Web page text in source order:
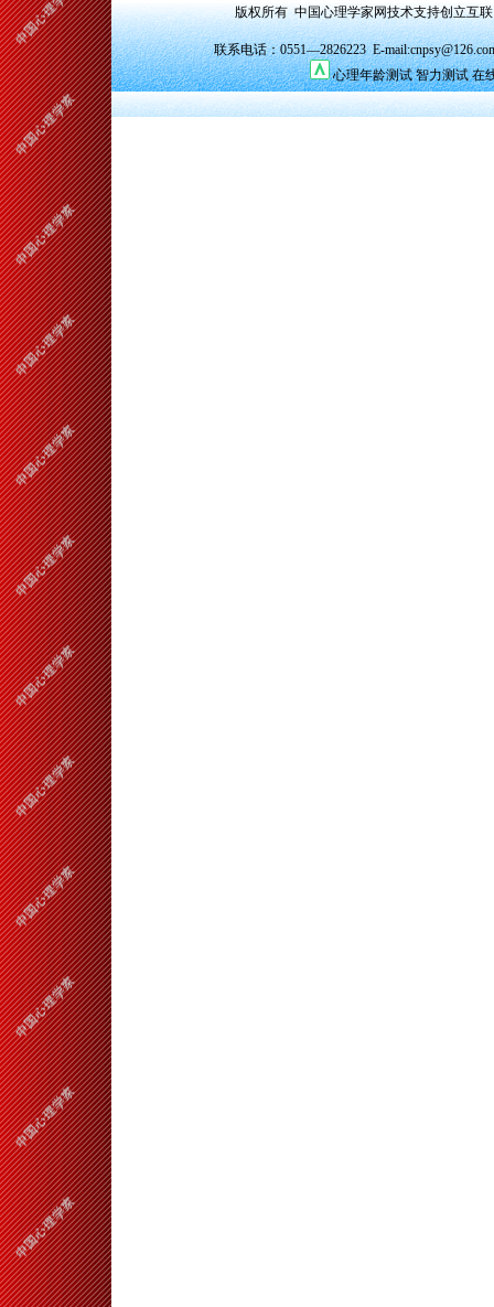
版权所有 中国心理学家网技术支持创立互
联系电话：0551—2826223 E-
心理年龄测试 智力测试 在